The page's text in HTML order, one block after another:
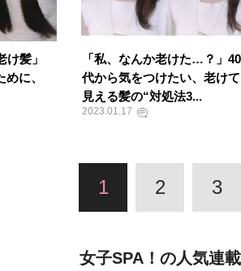
髪」
に、
「私、なんか老けた…？」40
代から気をつけたい、老けて
見える髪の“対処法3...
2023.01.17
1 2 3
女子SPA！の人気連載